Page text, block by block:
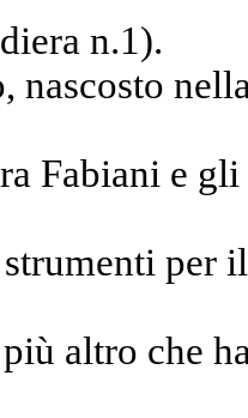
n.1).
nascosto
Fabiani e
per
altro che